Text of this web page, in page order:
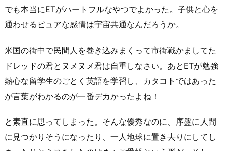
でも本当にETがハートフルなやつでよかった。子供と心を
通わせるピュアな感情は宇宙共通なんだろうか。
米国の街中で民間人を巻き込みまくって市街戦かましてた
ドレッドの君とヌメヌメ君は自重しなさい。あとETが勉強
熱心な留学生のごとく英語を学習し、カタコトではあった
が言葉がわかるのが一番デカかったよね！
と素直に思ってしまった。そんな優秀なのに、序盤に人間
に見つかりそうになったり、一人地球に置き去りにしてし